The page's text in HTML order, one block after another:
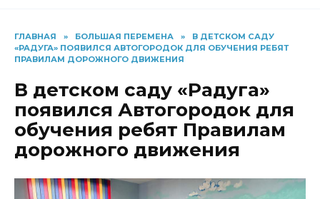
ГЛАВНАЯ » БОЛЬШАЯ ПЕРЕМЕНА »
В ДЕТСКОМ САДУ
«РАДУГА» ПОЯВИЛСЯ АВТОГОРОДОК ДЛЯ ОБУЧЕНИЯ РЕБЯТ
ПРАВИЛАМ ДОРОЖНОГО ДВИЖЕНИЯ
В детском саду «Радуга»
появился Автогородок для
обучения ребят Правилам
дорожного движения